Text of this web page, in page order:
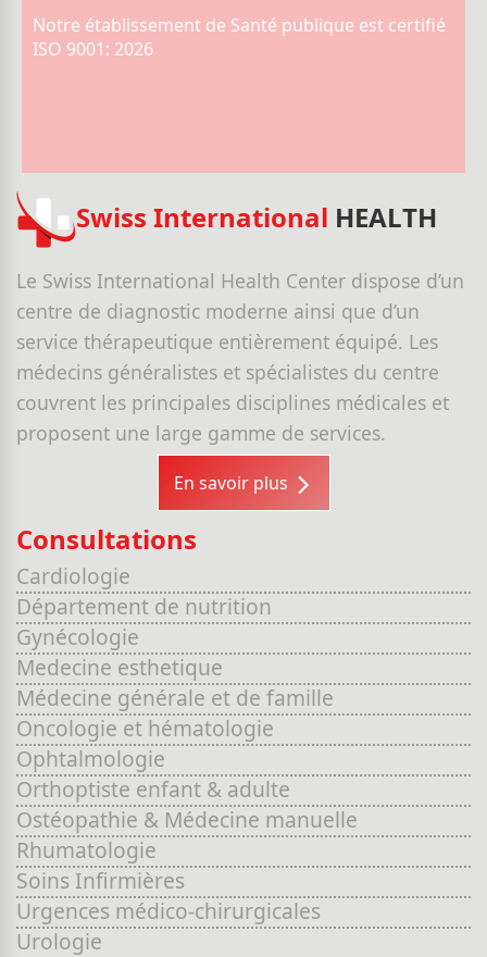
Notre établissement de Santé publique est certifié
ISO 9001: 2026
Swiss International HEALTH
Le Swiss International Health Center dispose d’un
centre de diagnostic moderne ainsi que d’un
service thérapeutique entièrement équipé. Les
médecins généralistes et spécialistes du centre
couvrent les principales disciplines médicales et
proposent une large gamme de services.
En savoir plus
Consultations
Cardiologie
Département de nutrition
Gynécologie
Medecine esthetique
Médecine générale et de famille
Oncologie et hématologie
Ophtalmologie
Orthoptiste enfant & adulte
Ostéopathie & Médecine manuelle
Rhumatologie
Soins Infirmières
Urgences médico-chirurgicales
Urologie